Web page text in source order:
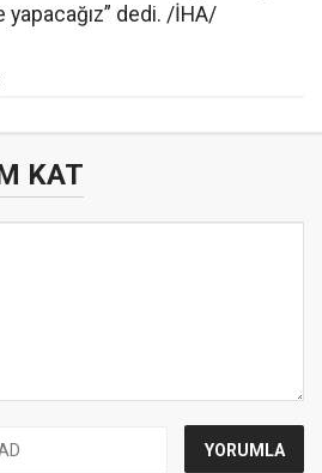
yapacağız” dedi. /İHA/
KAT